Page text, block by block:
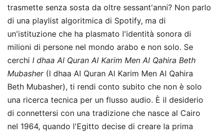
trasmette senza sosta da oltre sessant'anni? Non parlo
di una playlist algoritmica di Spotify, ma di
un'istituzione che ha plasmato l'identità sonora di
milioni di persone nel mondo arabo e non solo. Se
cerchi I dhaa Al Quran Al Karim Men Al Qahira Beth
Mubasher(I dhaa Al Quran Al Karim Men Al Qahira
Beth Mubasher), ti rendi conto subito che non è solo
una ricerca tecnica per un flusso audio. È il desiderio
di connettersi con una tradizione che nasce al Cairo
nel 1964, quando l'Egitto decise di creare la prima